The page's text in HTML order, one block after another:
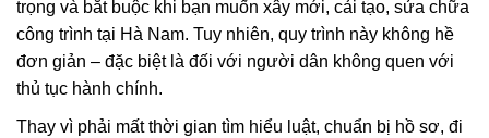
trọng và bắt buộc khi bạn muốn xây mới, cải tạo, sửa chữa
công trình tại Hà Nam. Tuy nhiên, quy trình này không hề
đơn giản – đặc biệt là đối với người dân không quen với
thủ tục hành chính.
Thay vì phải mất thời gian tìm hiểu luật, chuẩn bị hồ sơ, đi